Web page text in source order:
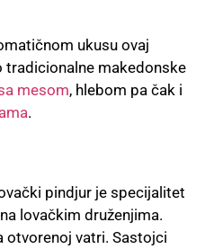
ukusu ovaj
tradicionalne makedonske
mesom, hlebom pa čak i
.
pindjur je specijalitet
lovačkim druženjima.
otvorenoj vatri. Sastojci